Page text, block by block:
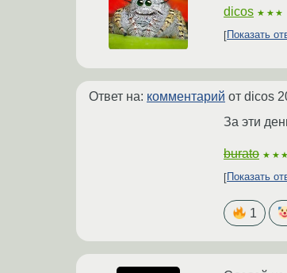
dicos ★★★
Показать
Ответ на: комментарий от dicos
За эти
burato
Показать
1